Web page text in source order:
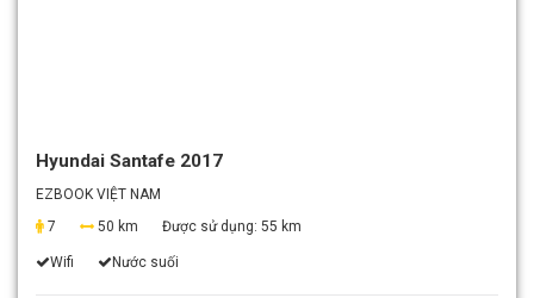
Hyundai Santafe 2017
EZBOOK VIỆT NAM
7
50 km Được sử dụng: 55 km
Wifi Nước suối